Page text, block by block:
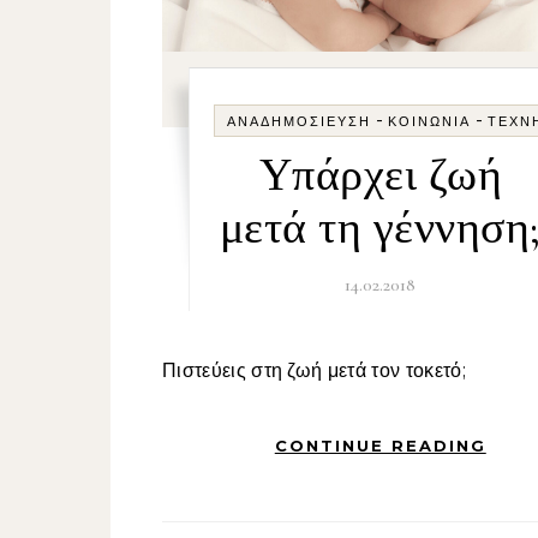
ΑΝΑΔΗΜΟΣΊΕΥΣΗ - ΚΟΙΝΩΝΊΑ -
Υπάρχει ζωή
μετά τη
14.02.2018
Πιστεύεις στη ζωή μετά τον τοκετό;
CONTINUE READING